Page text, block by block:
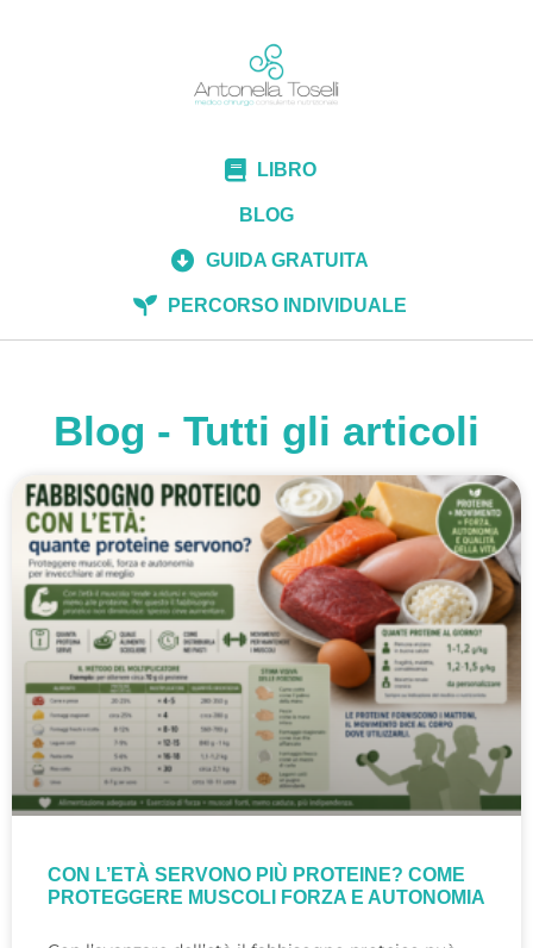
LIBRO
BLOG
GUIDA GRATUITA
PERCORSO INDIVIDUALE
Blog - Tutti gli articoli
CON L’ETÀ SERVONO PIÙ PROTEINE? COME
PROTEGGERE MUSCOLI FORZA E AUTONOMIA